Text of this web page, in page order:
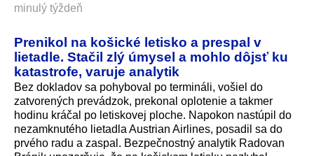
minulý týždeň
Prenikol na košické letisko a prespal v
lietadle. Stačil zlý úmysel a mohlo dôjsť ku
katastrofe, varuje analytik
Bez dokladov sa pohyboval po termináli, vošiel do
zatvorených prevádzok, prekonal oplotenie a takmer
hodinu kráčal po letiskovej ploche. Napokon nastúpil do
nezamknutého lietadla Austrian Airlines, posadil sa do
prvého radu a zaspal. Bezpečnostný analytik Radovan